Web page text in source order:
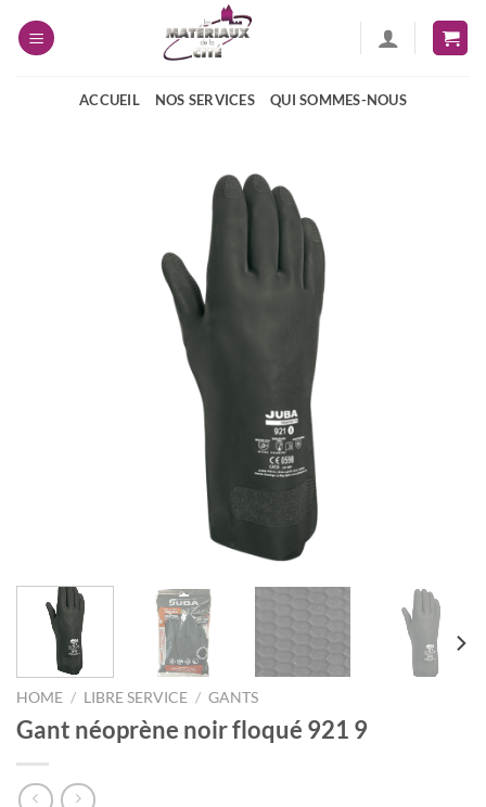
ACCUEIL NOS SERVICES QUI SOMMES-NOUS
HOME / LIBRE SERVICE / GANTS
Gant néoprène noir floqué 921 9